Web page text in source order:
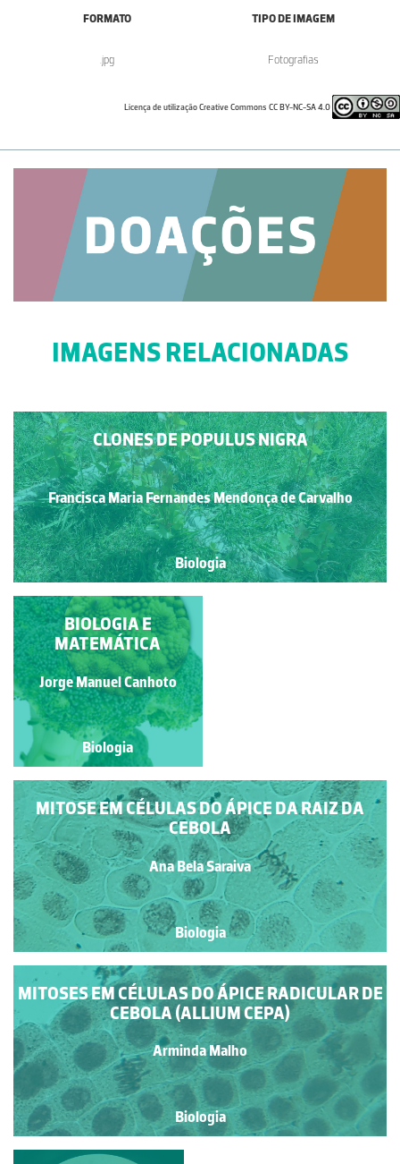
FORMATO
.jpg
TIPO DE IMAGEM
Fotografias
Licença de utilização Creative Commons CC BY-NC-SA 4.0
IMAGENS RELACIONADAS
CLONES DE POPULUS NIGRA
Francisca Maria Fernandes Mendonça de Carvalho
Biologia
CLONES DE ACACIA
SP.
Francisca Maria Fernandes
Mendonça de Carvalho
Biologia
BIOLOGIA E
MATEMÁTICA
Jorge Manuel Canhoto
Biologia
MITOSE EM CÉLULAS DO ÁPICE DA RAIZ DA
CEBOLA
Ana Bela Saraiva
Biologia
MITOSES EM CÉLULAS DO ÁPICE RADICULAR DE
CEBOLA (ALLIUM CEPA)
Arminda Malho
Biologia